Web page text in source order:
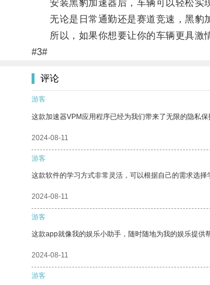
安装黑豹加速器后，车辆可以轻松实现
无论是日常通勤还是赛道竞速，黑豹
所以，如果你想要让你的车辆更具激情
#3#
评论
游客
这款加速器VPM应用程序已经为我们带来了无限的隐私保
2024-08-11
游客
这款软件的学习方式非常灵活，可以根据自己的需求选择
2024-08-11
游客
这款app就像我的娱乐小助手，随时随地为我的娱乐提供帮
2024-08-11
游客